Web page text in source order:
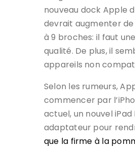
nouveau dock Apple
devrait augmenter de
à 9 broches: il faut
qualité. De plus, il
appareils non
Selon les rumeurs,
commencer par
actuel, un nouvel
adaptateur pour
que la firme à la